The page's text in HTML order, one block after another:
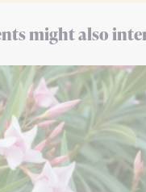
might also